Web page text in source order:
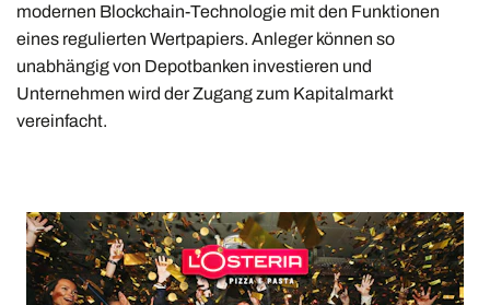
modernen Blockchain-Technologie mit den Funktionen
eines regulierten Wertpapiers. Anleger können so
unabhängig von Depotbanken investieren und
Unternehmen wird der Zugang zum Kapitalmarkt
vereinfacht.